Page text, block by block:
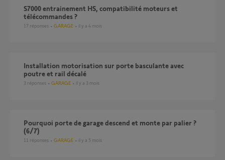
S7000 entrainement HS, compatibilité moteurs et
télécommandes ?
17 réponses GARAGE il y a 4 mois
Installation motorisation sur porte basculante avec
poutre et rail décalé
3 réponses GARAGE il y a 3 mois
pourquoi porte de garage descend et monte par palier ?
(6/7)
11 réponses GARAGE il y a 5 mois